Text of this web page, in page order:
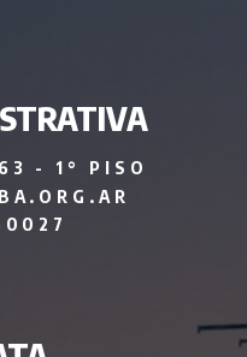
- 1° PISO